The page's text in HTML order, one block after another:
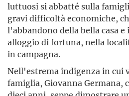
luttuosi si abbatté sulla
gravi difficoltà economiche,
l'abbandono della bella casa
alloggio di fortuna, nella
in campagna.
Nell'estrema indigenza in cui
famiglia, Giovanna Germana,